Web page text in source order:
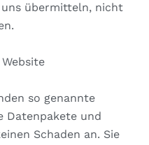
uns übermitteln, nicht
so genannte
Datenpakete und
Schaden an. Sie